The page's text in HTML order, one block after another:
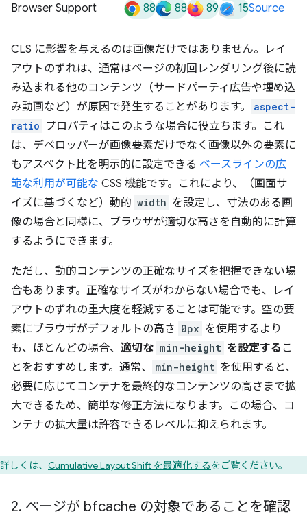
Browser Support 88 88 89 15Source
CLS に影響を与えるのは画像だけではありません。レイ
アウトのずれは、通常はページの初回レンダリング後に読
み込まれる他のコンテンツ（サードパーティ広告や埋め込
み動画など）が原因で発生することがあります。
aspect-
ratio プロパティはこのような場合に役立ちます。これ
は、デベロッパーが画像要素だけでなく画像以外の要素に
もアスペクト比を明示的に設定できる ベースラインの広
範な利用が可能な CSS 機能です。これにより、（画面サ
イズに基づくなど）動的 width を設定し、寸法のある画
像の場合と同様に、ブラウザが適切な高さを自動的に計算
するようにできます。
ただし、動的コンテンツの正確なサイズを把握できない場
合もあります。正確なサイズがわからない場合でも、レイ
アウトのずれの重大度を軽減することは可能です。空の要
素にブラウザがデフォルトの高さ 0px を使用するより
も、ほとんどの場合、 適切な min-height を設定する こ
とをおすすめします。通常、
min-height を使用すると、
必要に応じてコンテナを最終的なコンテンツの高さまで拡
大できるため、簡単な修正方法になります。この場合、コ
ンテナの拡大量は許容できるレベルに抑えられます。
詳しくは、 Cumulative Layout Shift を最適化するをご覧ください。
2. ページが bfcache の対象であることを確認